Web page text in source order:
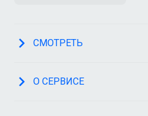
СМОТРЕТЬ
О СЕРВИСЕ